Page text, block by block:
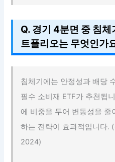
Q. 경기 4분면 중 침
트폴리오는 무엇인가
침체기에는 안정성과 배당
필수 소비재 ETF가 추천됩
에 비중을 두어 변동성을
하는 전략이 효과적입니다.
2024)